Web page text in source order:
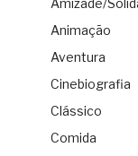
Amizade/
Animação
Aventura
Cinebiografia
Clássico
Comida